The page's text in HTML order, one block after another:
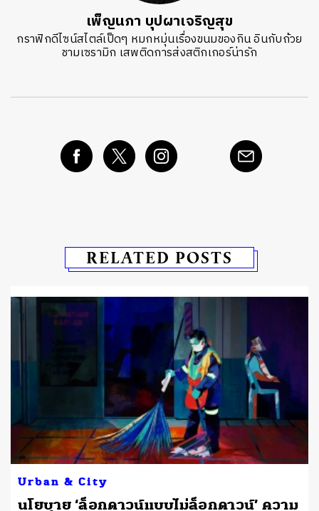
เพ็ญนภา บุปผาเจริญสุข
กราฟิกดีไซน์สไตล์เป็ดๆ หมกหมุ่นเรื่องขนมของกิน อินกับถ้วย
ชามเซรามิก เสพติดการส่งสติกเกอร์น่ารัก
RELATED POSTS
Urban & City
นโยบาย ‘ล็อกดาวน์แบบไม่ล็อกดาวน์’ ความ